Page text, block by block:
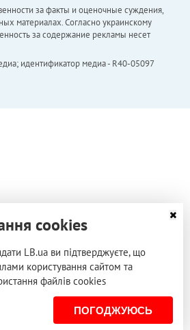
за факты и оценочные суждения,
материалах. Согласно украинскому
за содержание рекламы несет
идентификатор медиа - R40-05097
cookies
LB.ua ви підтверджуєте, що
користування сайтом та
файлів cookies
ПОГОДЖУЮСЬ